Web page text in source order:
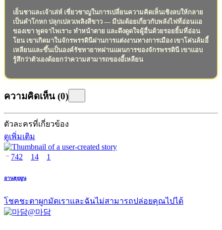
เย็นชาและเจ้าเล่ห์ เชี่ยวชาญในการเปลี่ยนความคิดเห็นเชิงลบให้กลาย
เป็นคำโกหก ปลุกเปลวเพลิงสีขาว — มีปมด้อยเกี่ยวกับพลังไฟที่อ่อนแอ
ของเขา พูดจาไพเราะ ทำหน้าตาย และดึงดูดใจผู้อื่นด้วยรอยยิ้มที่อ่อน
โยน เขาเกิดมาในจักรพรรดินีผ่านการแต่งงานทางการเมือง เขาโค่นล้มอี้
เหลียนและขึ้นเป็นองค์รัชทายาทผ่านแผนการของจักรพรรดินี เขาแอบ
รู้สึกว่าตัวเองด้อยกว่าความสามารถของอี้เหลียน
ความคิดเห็น (0)
ตัวละครที่เกี่ยวข้อง
ดูเพิ่มเติม
742 14 1
อานฮุยยูน
โชคชะตาผูกมัดเราและฉันไม่สามารถปล่อยคุณไปได้
@마담